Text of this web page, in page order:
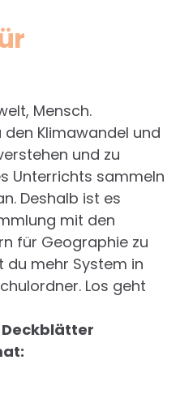
Mensch.
Klimawandel und
und zu
Unterrichts sammeln
Deshalb ist es
mit den
für Geographie zu
du mehr System in
Los geht